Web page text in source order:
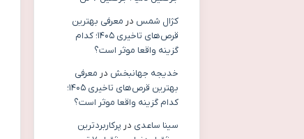
کژال شمس در معرفی بهترین
قرص‌های تاخیری ۱۴۰۵؛ کدام
گزینه واقعا موثر است؟
خدیجه جهانبخش در معرفی
بهترین قرص‌های تاخیری ۱۴۰۵؛
کدام گزینه واقعا موثر است؟
سینا ساعدی در پرکاربردترین